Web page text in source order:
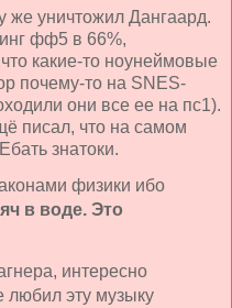
же уничтожил Дангаард.
фф5 в 66%,
какие-то ноунеймовые
почему-то на SNES-
они все ее на пс1).
писал, что на самом
знатоки.
физики ибо
в воде. Это
интересно
любил эту музыку